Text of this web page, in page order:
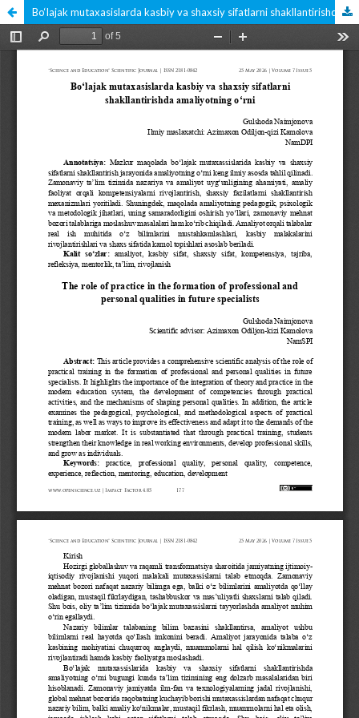
Bo‘lajak mutaxasislarda kasbiy va shaxsiy sifatlarni shakllantirishda amaliyotning o‘rni